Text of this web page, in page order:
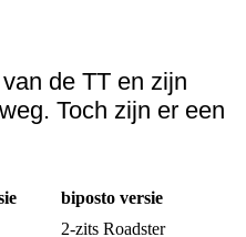
de TT en zijn
Toch zijn er een
biposto versie
2-zits Roadster